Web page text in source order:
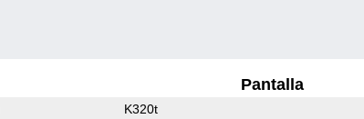
Pantalla
K320t